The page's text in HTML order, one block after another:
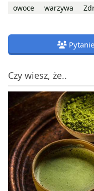
owoce warzywa
Czy wiesz, że..